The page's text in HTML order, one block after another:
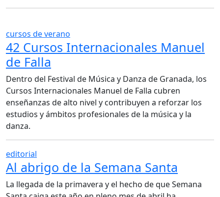
cursos de verano
42 Cursos Internacionales Manuel
de Falla
Dentro del Festival de Música y Danza de Granada, los
Cursos Internacionales Manuel de Falla cubren
enseñanzas de alto nivel y contribuyen a reforzar los
estudios y ámbitos profesionales de la música y la
danza.
editorial
Al abrigo de la Semana Santa
La llegada de la primavera y el hecho de que Semana